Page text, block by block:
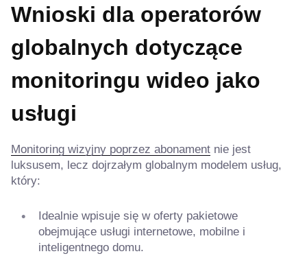
Wnioski dla operatorów
globalnych dotyczące
monitoringu wideo jako
usługi
Monitoring wizyjny poprzez abonament nie jest
luksusem, lecz dojrzałym globalnym modelem usług,
który:
Idealnie wpisuje się w oferty pakietowe
obejmujące usługi internetowe, mobilne i
inteligentnego domu.